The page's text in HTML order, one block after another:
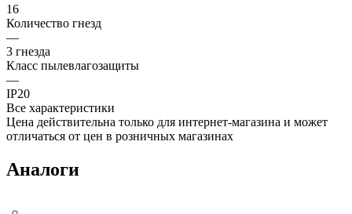
16
Количество гнезд
—
3 гнезда
Класс пылевлагозащиты
—
IP20
Все характеристики
Цена действительна только для интернет-магазина и может
отличаться от цен в розничных магазинах
Аналоги